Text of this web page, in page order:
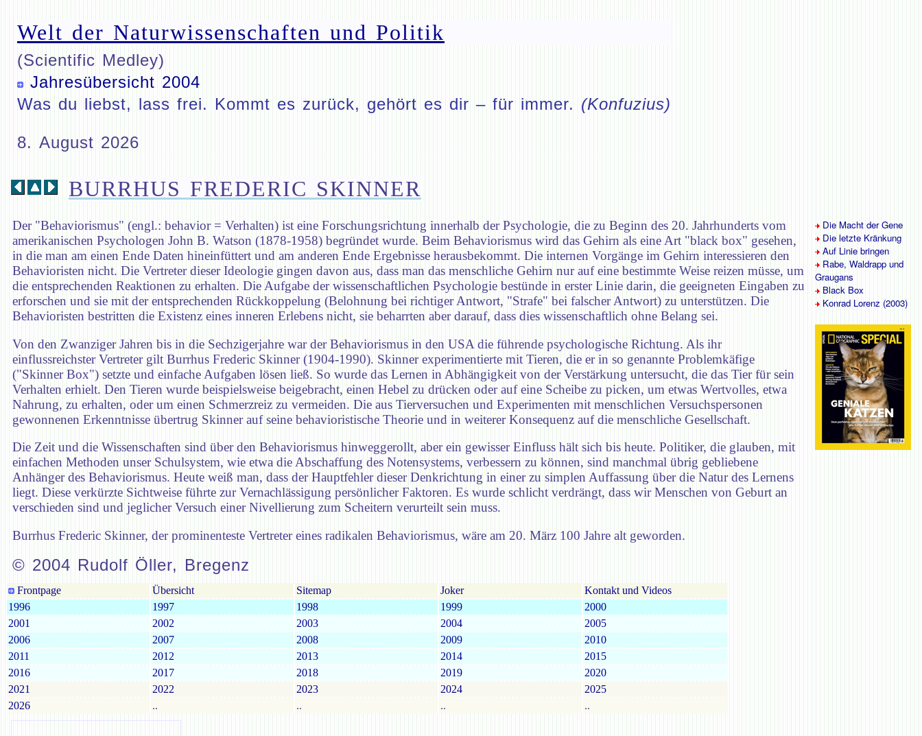
Welt der Naturwissenschaften und Politik
(Scientific Medley)
Jahresübersicht 2004
Was du liebst, lass frei. Kommt es zurück, gehört es dir – für immer. (Konfuzius)
8. August 2026
BURRHUS FREDERIC SKINNER
Der "Behaviorismus" (engl.: behavior = Verhalten) ist eine Forschungsrichtung innerhalb der Psychologie, die zu Beginn des 20. Jahrhunderts vom
amerikanischen Psychologen John B. Watson (1878-1958) begründet wurde. Beim Behaviorismus wird das Gehirn als eine Art "black box" gesehen,
in die man am einen Ende Daten hineinfüttert und am anderen Ende Ergebnisse herausbekommt. Die internen Vorgänge im Gehirn interessieren den
Behavioristen nicht. Die Vertreter dieser Ideologie gingen davon aus, dass man das menschliche Gehirn nur auf eine bestimmte Weise reizen müsse, um
die entsprechenden Reaktionen zu erhalten. Die Aufgabe der wissenschaftlichen Psychologie bestünde in erster Linie darin, die geeigneten Eingaben zu
erforschen und sie mit der entsprechenden Rückkoppelung (Belohnung bei richtiger Antwort, "Strafe" bei falscher Antwort) zu unterstützen. Die
Behavioristen bestritten die Existenz eines inneren Erlebens nicht, sie beharrten aber darauf, dass dies wissenschaftlich ohne Belang sei.
Von den Zwanziger Jahren bis in die Sechzigerjahre war der Behaviorismus in den USA die führende psychologische Richtung. Als ihr
einflussreichster Vertreter gilt Burrhus Frederic Skinner (1904-1990). Skinner experimentierte mit Tieren, die er in so genannte Problemkäfige
("Skinner Box") setzte und einfache Aufgaben lösen ließ. So wurde das Lernen in Abhängigkeit von der Verstärkung untersucht, die das Tier für sein
Verhalten erhielt. Den Tieren wurde beispielsweise beigebracht, einen Hebel zu drücken oder auf eine Scheibe zu picken, um etwas Wertvolles, etwa
Nahrung, zu erhalten, oder um einen Schmerzreiz zu vermeiden. Die aus Tierversuchen und Experimenten mit menschlichen Versuchspersonen
gewonnenen Erkenntnisse übertrug Skinner auf seine behavioristische Theorie und in weiterer Konsequenz auf die menschliche Gesellschaft.
Die Zeit und die Wissenschaften sind über den Behaviorismus hinweggerollt, aber ein gewisser Einfluss hält sich bis heute. Politiker, die glauben, mit
einfachen Methoden unser Schulsystem, wie etwa die Abschaffung des Notensystems, verbessern zu können, sind manchmal übrig gebliebene
Anhänger des Behaviorismus. Heute weiß man, dass der Hauptfehler dieser Denkrichtung in einer zu simplen Auffassung über die Natur des Lernens
liegt. Diese verkürzte Sichtweise führte zur Vernachlässigung persönlicher Faktoren. Es wurde schlicht verdrängt, dass wir Menschen von Geburt an
verschieden sind und jeglicher Versuch einer Nivellierung zum Scheitern verurteilt sein muss.
Burrhus Frederic Skinner, der prominenteste Vertreter eines radikalen Behaviorismus, wäre am 20. März 100 Jahre alt geworden.
Die Macht der Gene
Die letzte Kränkung
Auf Linie bringen
Rabe, Waldrapp und
Graugans
Black Box
Konrad Lorenz (2003)
© 2004 Rudolf Öller, Bregenz
Frontpage Übersicht Sitemap Joker
Kontakt und Videos
1996
1997 1998 1999
2000
2001
2002 2003 2004
2005
2006
2007 2008 2009
2010
2011
2012 2013 2014
2015
2016
2017 2018 2019
2020
2021
2022 2023 2024
2025
2026
.. .. .. ..